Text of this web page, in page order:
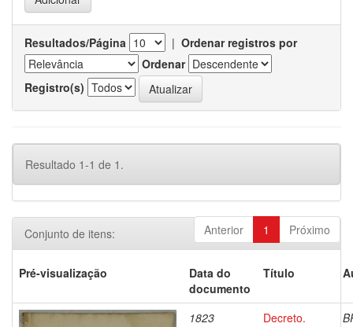
Resultados/Página | Ordenar registros por
Ordenar
Registro(s)
Resultado 1-1 de 1.
Anterior 1 Próximo
Conjunto de itens:
Pré-visualização
Data do
documento
Título
1823
Decreto.